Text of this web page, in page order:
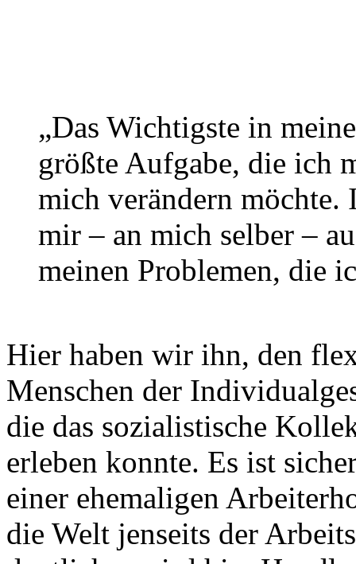
„Das Wichtigste in
größte Aufgabe, die ich
mich verändern möchte.
mir – an mich selber –
meinen Problemen, die
Hier haben wir ihn, den
Menschen der
die das sozialistische
erleben konnte. Es ist
einer ehemaligen
die Welt jenseits der